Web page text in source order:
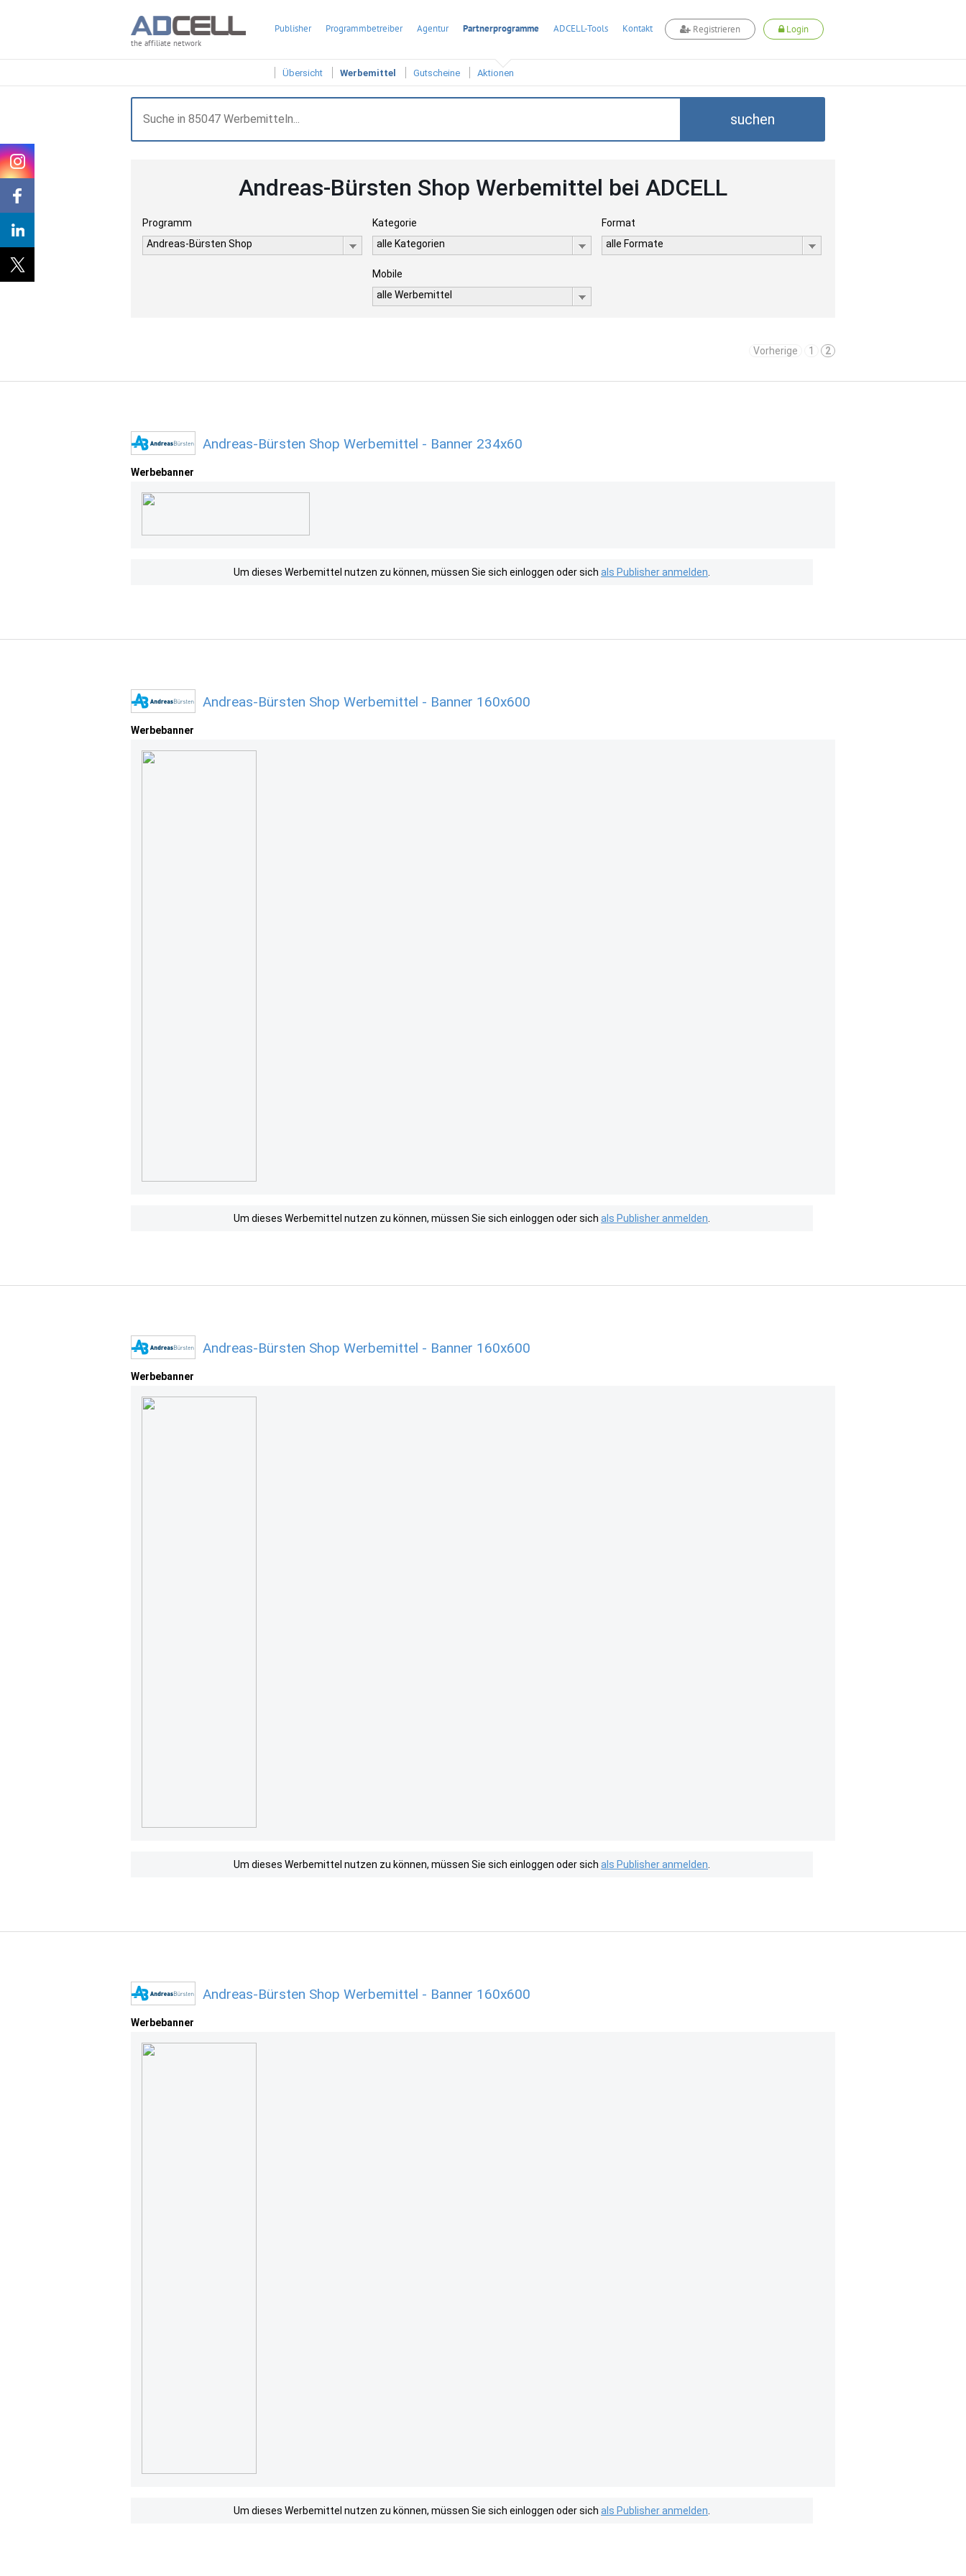
the affiliate network
Publisher Programmbetreiber Agentur Partnerprogramme ADCELL-Tools Kontakt Registrieren Login
Übersicht Werbemittel Gutscheine Aktionen
suchen
Andreas-Bürsten Shop Werbemittel bei ADCELL
Programm
Andreas-Bürsten Shop
Kategorie
alle Kategorien
Format
alle Formate
Mobile
alle Werbemittel
Vorherige 1 2
Andreas-Bürsten Shop Werbemittel - Banner 234x60
Werbebanner
Um dieses Werbemittel nutzen zu können, müssen Sie sich einloggen oder sich als Publisher anmelden
Andreas-Bürsten Shop Werbemittel - Banner 160x600
Werbebanner
Um dieses Werbemittel nutzen zu können, müssen Sie sich einloggen oder sich als Publisher anmelden
Andreas-Bürsten Shop Werbemittel - Banner 160x600
Werbebanner
Um dieses Werbemittel nutzen zu können, müssen Sie sich einloggen oder sich als Publisher anmelden
Andreas-Bürsten Shop Werbemittel - Banner 160x600
Werbebanner
Um dieses Werbemittel nutzen zu können, müssen Sie sich einloggen oder sich als Publisher anmelden